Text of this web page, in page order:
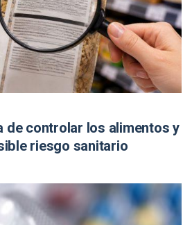
de controlar los alimentos y
riesgo sanitario